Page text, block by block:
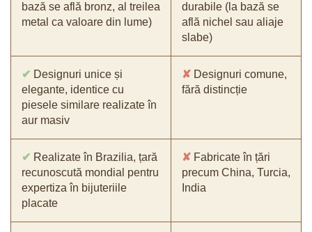
bază se află bronz, al treilea
metal ca valoare din lume)
durabile (la bază se
află nichel sau aliaje
slabe)
✔ Designuri unice și
elegante, identice cu
piesele similare realizate în
aur masiv
✘ Designuri comune,
fără distincție
✔ Realizate în Brazilia, țară
recunoscută mondial pentru
expertiza în bijuteriile
placate
✘ Fabricate în țări
precum China, Turcia,
India